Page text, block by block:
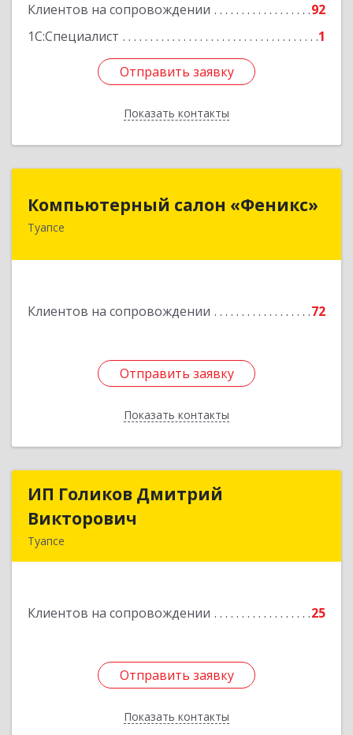
Клиентов на сопровождении
92
1С:Специалист
1
Отправить заявку
Показать контакты
Отправить заявку
Назад
Компьютерный салон «Феникс»
Туапсе
Клиентов на сопровождении 72
Отправить заявку
Показать контакты
Компьютерный салон «Феникс»
352800, Краснодарский край, Туапсинский р-н,
Отправить заявку
Назад
ИП Голиков Дмитрий
Викторович
Туапсе
Клиентов на сопровождении 25
Отправить заявку
Показать контакты
ИП Голиков Дмитрий
Подробнее
Отправить заявку
Назад